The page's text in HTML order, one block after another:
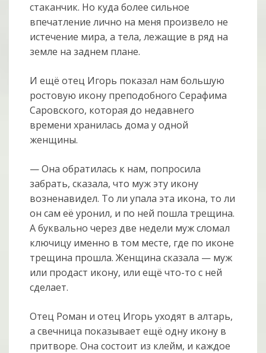
стаканчик. Но куда более сильное
впечатление лично на меня произвело не
истечение мира, а тела, лежащие в ряд на
земле на заднем плане.
И ещё отец Игорь показал нам большую
ростовую икону преподобного Серафима
Саровского, которая до недавнего
времени хранилась дома у одной
женщины.
— Она обратилась к нам, попросила
забрать, сказала, что муж эту икону
возненавидел. То ли упала эта икона, то ли
он сам её уронил, и по ней пошла трещина.
А буквально через две недели муж сломал
ключицу именно в том месте, где по иконе
трещина прошла. Женщина сказала — муж
или продаст икону, или ещё что-то с ней
сделает.
Отец Роман и отец Игорь уходят в алтарь,
а свечница показывает ещё одну икону в
притворе. Она состоит из клейм, и каждое